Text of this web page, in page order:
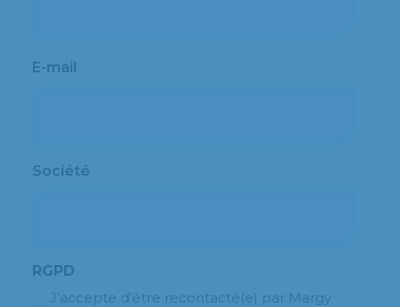
E-mail
Société
RGPD
J’accepte d’être recontacté(e) par Margy